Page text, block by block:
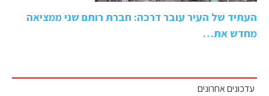
העתיד של העיר עובר דרכה: חברת רותם שני ממציאה
מחדש את…
עדכונים אחרונים